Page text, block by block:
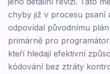
chyby již v procesu psaní
odpovídal původnímu
primárně pro
kteří hledají efektivní
kódování bez ztráty